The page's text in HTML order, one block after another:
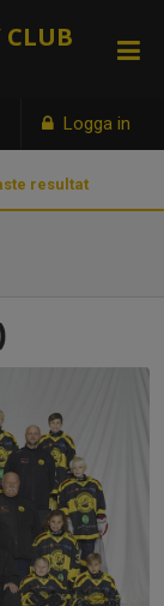
Logga in
CLUB
resultat